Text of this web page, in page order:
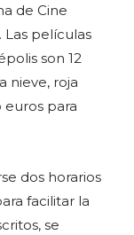
de Cine
Las películas
son 12
nieve, roja
para
dos horarios
facilitar la
se